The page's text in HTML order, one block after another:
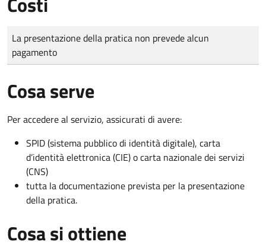
Tipo di pagamento
Importo
La presentazione della pratica non prevede alcun
pagamento
Cosa serve
Per accedere al servizio, assicurati di avere:
SPID (sistema pubblico di identità digitale), carta
d’identità elettronica (CIE) o carta nazionale dei servizi
(CNS)
tutta la documentazione prevista per la presentazione
della pratica.
Cosa si ottiene